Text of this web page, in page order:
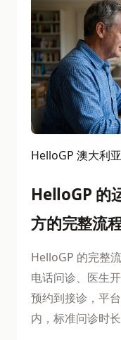
HelloGP 澳大利
HelloGP 的
方的完整流
HelloGP 的完整
电话问诊、医生
预约到接诊，平
内，标准问诊时